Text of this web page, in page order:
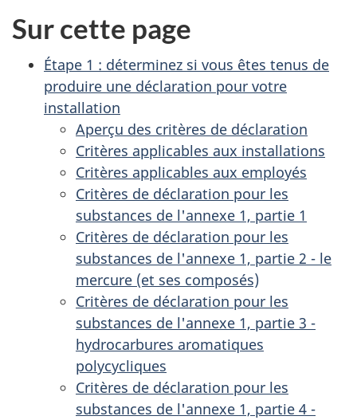
a
t
national
des
rejets
de
de
2001
2001
2
Sur cette page
Étape 1 : déterminez si vous êtes tenus de
produire une déclaration pour votre
installation
Aperçu des critères de déclaration
Critères applicables aux installations
Critères applicables aux employés
Critères de déclaration pour les
substances de l'annexe 1, partie 1
Critères de déclaration pour les
substances de l'annexe 1, partie 2 - le
mercure (et ses composés)
Critères de déclaration pour les
substances de l'annexe 1, partie 3 -
hydrocarbures aromatiques
polycycliques
Critères de déclaration pour les
substances de l'annexe 1, partie 4 -